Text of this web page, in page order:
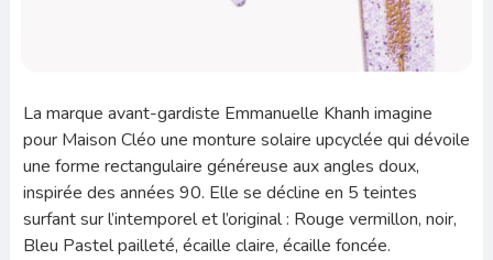
La marque avant-gardiste Emmanuelle Khanh imagine
pour Maison Cléo une monture solaire upcyclée qui dévoile
une forme rectangulaire généreuse aux angles doux,
inspirée des années 90. Elle se décline en 5 teintes
surfant sur l’intemporel et l’original : Rouge vermillon, noir,
Bleu Pastel pailleté, écaille claire, écaille foncée.